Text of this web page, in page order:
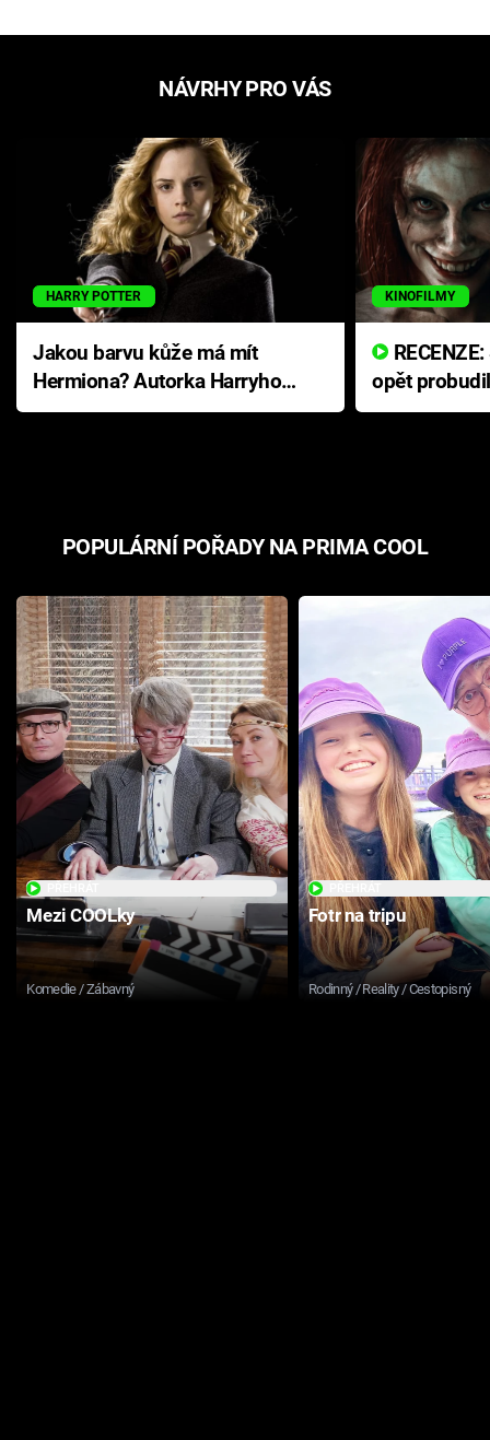
NÁVRHY PRO VÁS
HARRY POTTER
Jakou barvu kůže má mít
Hermiona? Autorka Harryho
Pottera přišla s ráznou
KINOFILMY
opět
přichází s
POPULÁRNÍ POŘADY NA PRIMA COOL
Mezi COOLky
Komedie / Zábavný
Fotr na tripu
Rodinný / Reality / Cestopisný